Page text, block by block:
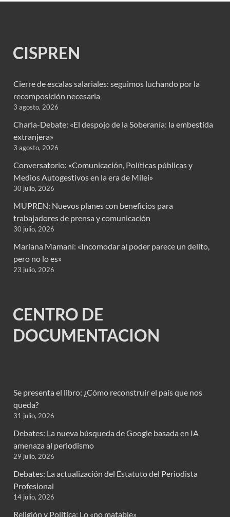
CISPREN
Cierre de escalas salariales: seguimos luchando por la
recomposición necesaria
3 agosto, 2026
Charla-Debate: «El despojo de la Soberanía: la embestida
extranjera»
3 agosto, 2026
Conversatorio: «Comunicación, Políticas públicas y
Medios Autogestivos en la era de Milei»
30 julio, 2026
MUPREN: Nuevos planes con beneficios para
trabajadores de prensa y comunicación
30 julio, 2026
Mariana Mamaní: «Incomodar al poder parece un delito,
pero no lo es»
23 julio, 2026
CENTRO DE
DOCUMENTACION
Se presenta el libro: ¿Cómo reconstruir el país que nos
queda?
31 julio, 2026
Debates: La nueva búsqueda de Google basada en IA
amenaza al periodismo
29 julio, 2026
Debates: La actualización del Estatuto del Periodista
Profesional
14 julio, 2026
Religión y Política: Lo «no matable»